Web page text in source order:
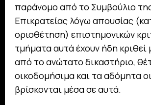
παράνομο από το Συμβούλιο
Επικρατείας λόγω απουσίας
οριοθέτηση) επιστημονικών
τμήματα αυτά έχουν ήδη κριθεί
από το ανώτατο δικαστήριο,
οικοδομήσιμα και τα αδόμητα
βρίσκονται μέσα σε αυτά.